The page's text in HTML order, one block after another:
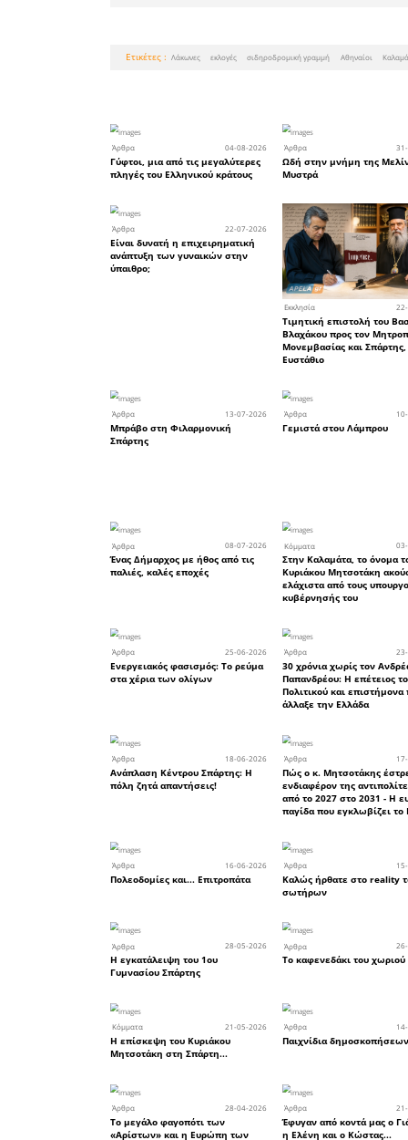
Για
άλλους
Μα
για
απόγευμα
και για
χειμώνας
στο
κοιμηθώ,
Ε τι